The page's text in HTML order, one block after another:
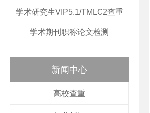
学术研究生VIP5.1/TMLC2查重
学术期刊职称论文检测
新闻中心
高校查重